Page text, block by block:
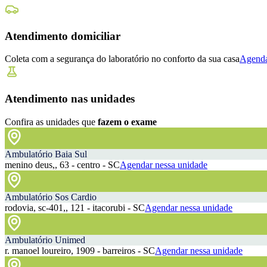
Atendimento domiciliar
Coleta com a segurança do laboratório no conforto da sua casa
Atendimento nas unidades
Confira as unidades que fazem o exame
Ambulatório Baia Sul
menino deus,, 63 - centro - SCAgendar nessa unidade
Ambulatório Sos Cardio
rodovia, sc-401,, 121 - itacorubi - SCAgendar nessa unidade
Ambulatório Unimed
r. manoel loureiro, 1909 - barreiros - SCAgendar nessa unidade